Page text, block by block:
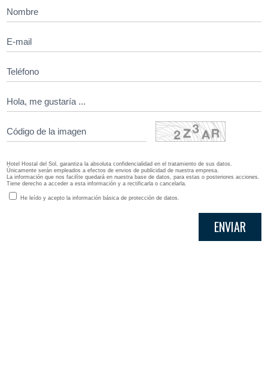
Hotel Hostal del Sol, garantiza la absoluta confidencialidad en el tratamiento de sus datos.
Únicamente serán empleados a efectos de envios de publicidad de nuestra empresa.
La información que nos facilíte quedará en nuestra base de datos, para estas o posteriores acciones.
Tiene derecho a acceder a esta información y a rectificarla o cancelarla.
He leído y acepto la información básica de protección de datos.
ENVIAR